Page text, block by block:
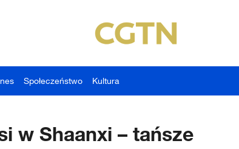
Społeczeństwo Kultura
w Shaanxi – tańsze